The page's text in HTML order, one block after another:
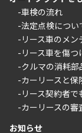
-車検の流れ
-法定点検につ
-リース車のメン
-リース車を傷つ
-クルマの消耗部
-カーリースと保
-リース契約者で
-カーリースの審
お知らせ